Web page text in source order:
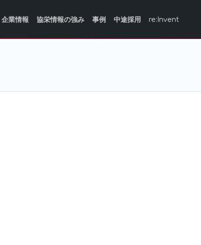
企業情報 協栄情報の強み 事例 中途採用 re:Invent